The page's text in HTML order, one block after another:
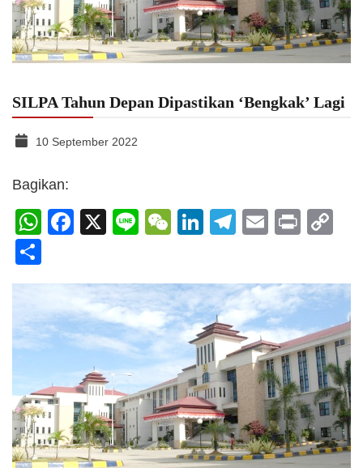
SILPA Tahun Depan Dipastikan ‘Bengkak’ Lagi
10 September 2022
Bagikan:
WhatsApp
Facebook
X LineWeChat
LinkedIn
Telegram
Email
Print